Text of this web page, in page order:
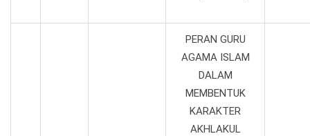
PERAN GURU
AGAMA ISLAM
DALAM
MEMBENTUK
KARAKTER
AKHLAKUL